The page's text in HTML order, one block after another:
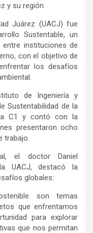
y su región
Juárez (UACJ) fue
Sustentable, un
instituciones de
con el objetivo de
los desafíos
de Ingeniería y
Sustentabilidad de la
C1 y contó con la
presentaron ocho
trabajo.
el doctor Daniel
UACJ, destacó la
globales:
son temas
que enfrentamos
para explorar
que nos permitan